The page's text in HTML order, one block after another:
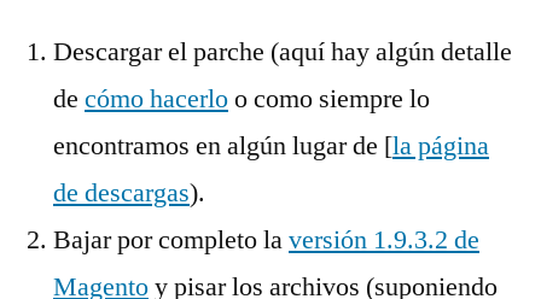
Descargar el parche (aquí hay algún detalle
de cómo hacerloo como siempre lo
encontramos en algún lugar de [la página
de descargas).
Bajar por completo laversión 1.9.3.2 de
Magentoy pisar los archivos (suponiendo